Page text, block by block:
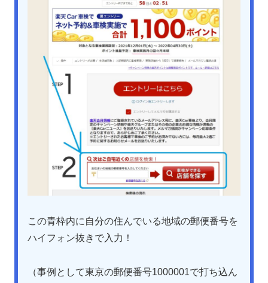
この青枠内に自分の住んでいる地域の郵便番号を
ハイフォン抜きで入力！
（事例として東京の郵便番号1000001で打ち込ん